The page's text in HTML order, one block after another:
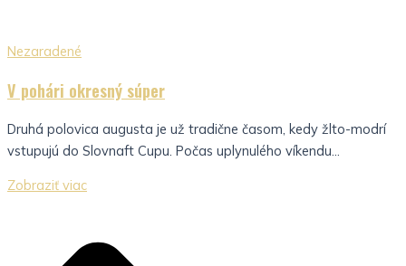
Nezaradené
V pohári okresný súper
Druhá polovica augusta je už tradične časom, kedy žlto-modrí
vstupujú do Slovnaft Cupu. Počas uplynulého víkendu...
Zobraziť viac